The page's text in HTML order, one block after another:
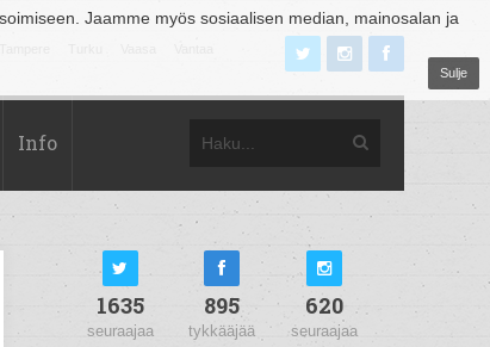
Jaamme myös sosiaalisen median, mainosalan ja
Sulje
Info
1635
seuraajaa
895
tykkääjää
620
seuraajaa